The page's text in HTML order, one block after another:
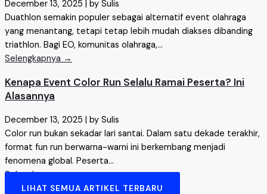
December 13, 2025
by Sulis
Duathlon semakin populer sebagai alternatif event olahraga
yang menantang, tetapi tetap lebih mudah diakses dibanding
triathlon. Bagi EO, komunitas olahraga,...
Selengkapnya →
Kenapa Event Color Run Selalu Ramai Peserta? Ini
Alasannya
December 13, 2025 | by Sulis
Color run bukan sekadar lari santai. Dalam satu dekade terakhir,
format fun run berwarna-warni ini berkembang menjadi
fenomena global. Peserta...
Selengkapnya →
LIHAT SEMUA ARTIKEL TERBARU